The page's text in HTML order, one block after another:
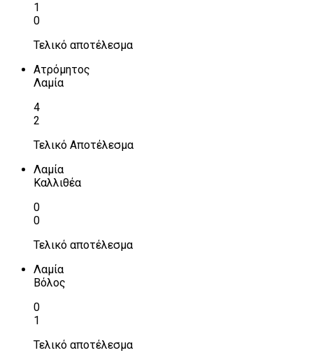
1
0
Τελικό αποτέλεσμα
Ατρόμητος
Λαμία
4
2
Τελικό Αποτέλεσμα
Λαμία
Καλλιθέα
0
0
Τελικό αποτέλεσμα
Λαμία
Βόλος
0
1
Τελικό αποτέλεσμα